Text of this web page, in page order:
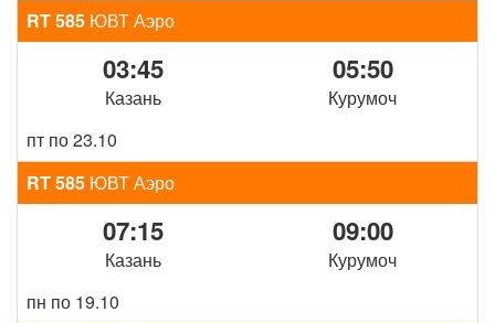
RT 585 ЮВТ Аэро
03:45
Казань
05:50
Курумоч
пт по 23.10
RT 585 ЮВТ Аэро
07:15
Казань
09:00
Курумоч
пн по 19.10